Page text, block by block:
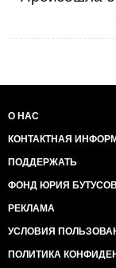
О НАС
КОНТАКТНАЯ
ПОДДЕРЖАТЬ
ФОНД ЮРИЯ
РЕКЛАМА
УСЛОВИЯ
ПОЛИТИКА